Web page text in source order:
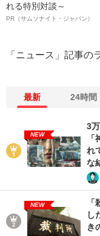
れる特別対談～
PR（サムソナイト・ジャパン）
「ニュース」記事の
最新 24時間
NEW
3
れ
な
NEW
し
き